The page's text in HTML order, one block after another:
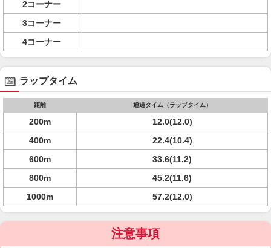
2コーナー
3コーナー
4コーナー
ラップタイム
距離 通過タイム（ラップタイム）
200m
12.0(12.0)
400m
22.4(10.4)
600m
33.6(11.2)
800m
45.2(11.6)
1000m
57.2(12.0)
注意事項